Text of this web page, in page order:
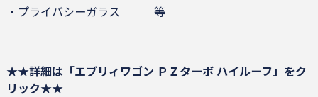
・プライバシーガラス 等
★★詳細は「エブリィワゴン ＰＺターボ ハイルーフ」をク
リック★★